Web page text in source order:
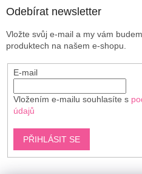
Odebírat newsletter
Vložte svůj e-mail a my vám
produktech na našem e-shopu.
E-mail
Vložením e-mailu souhlasíte s
údajů
PŘIHLÁSIT SE